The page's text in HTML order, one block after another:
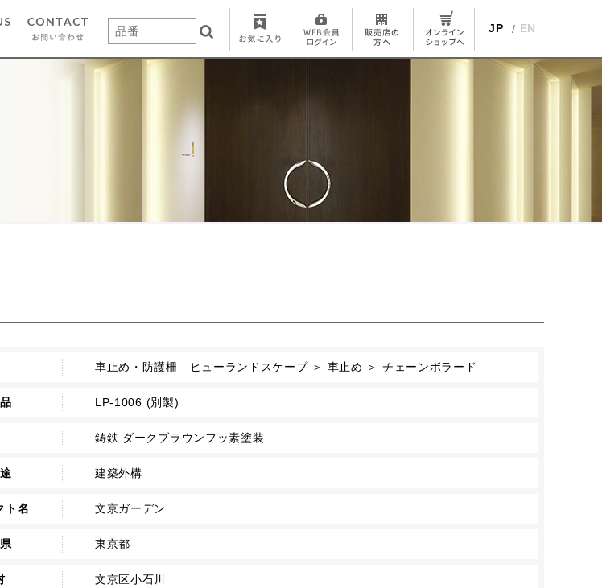
JP EN
車止め・防護柵 ヒューランドスケープ ＞ 車止め ＞ チェーンボラード
LP-1006 (別製)
鋳鉄 ダークブラウンフッ素塗装
建築外構
ト名 文京ガーデン
東京都
文京区小石川